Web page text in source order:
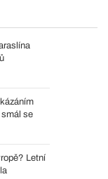
smál se
Letní